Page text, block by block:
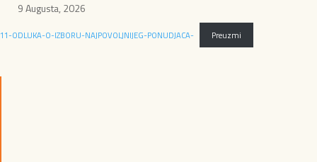
9 Augusta, 2026
11-ODLUKA-O-IZBORU-NAJPOVOLJNIJEG-PONUDJACA- Preuzmi